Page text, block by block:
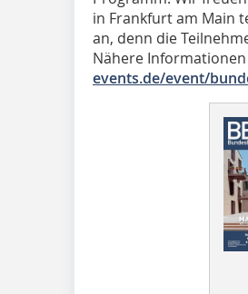
in Frankfurt am Main
an, denn die
Nähere
events.de/event/